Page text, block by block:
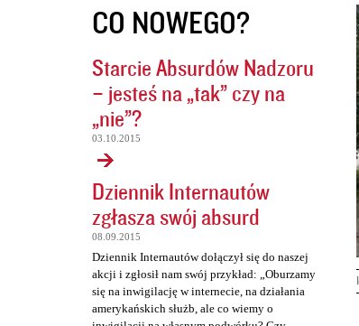
CO NOWEGO?
Starcie Absurdów Nadzoru
– jesteś na „tak” czy na
„nie”?
03.10.2015
Dziennik Internautów
zgłasza swój absurd
08.09.2015
Dziennik Internautów dołączył się do naszej
akcji i zgłosił nam swój przykład: „Oburzamy
się na inwigilację w internecie, na działania
amerykańskich służb, ale co wiemy o